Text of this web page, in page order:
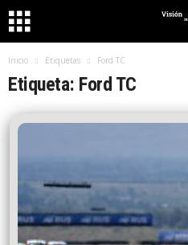
Inicio Etiquetas Ford TC
Etiqueta: Ford TC